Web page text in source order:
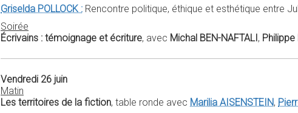
Griselda POLLOCK : Rencontre politique, éthique et esthétique entre
Soirée
Écrivains : témoignage et écriture, avec Michal BEN-NAFTALI, Philippe
Vendredi 26 juin
Matin
Les territoires de la fiction, table ronde avec Marilia AISENSTEIN,